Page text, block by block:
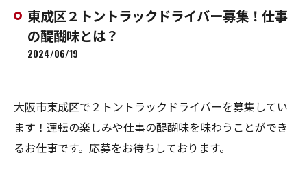
東成区２トントラックドライバー募集！仕事
の醍醐味とは？
2024/06/19
大阪市東成区で２トントラックドライバーを募集してい
ます！運転の楽しみや仕事の醍醐味を味わうことができ
るお仕事です。応募をお待ちしております。